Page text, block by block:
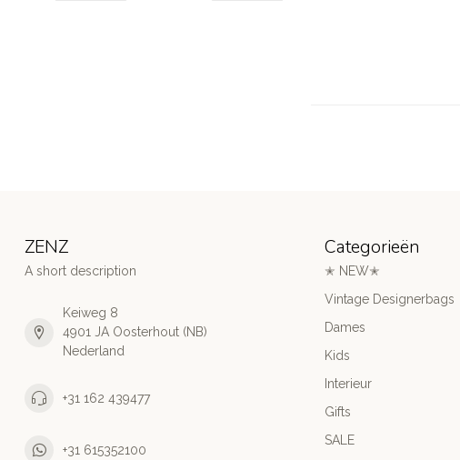
ZENZ
A short description
Keiweg 8
4901 JA Oosterhout (NB)
Nederland
+31 162 439477
+31 615352100
Categorieën
✭ NEW✭
Vintage Designerbags
Dames
Kids
Interieur
Gifts
SALE